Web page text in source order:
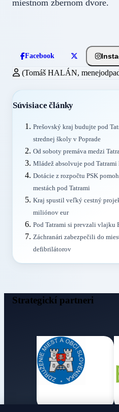
miestnom zbernom dvore.
Facebook
(Tomáš HALÁN,
Súvisiace články
Prešovský kraj budujte pod
strednej školy v Poprade
Od soboty premáva medzi
Mládež absolvuje pod
Dotácie z rozpočtu PSK
mestách pod Tatrami
Kraj spustil veľký cestný
miliónov eur
Pod Tatrami si prevzali vlajku
Záchranári zabezpečili do
defibrilátorov
Strategickí partneri